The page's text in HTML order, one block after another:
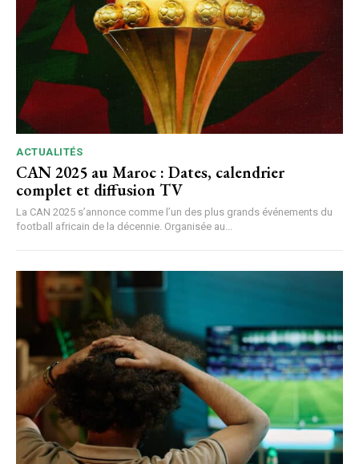
ACTUALITÉS
CAN 2025 au Maroc : Dates, calendrier
complet et diffusion TV
La CAN 2025 s’annonce comme l’un des plus grands événements du
football africain de la décennie. Organisée au...